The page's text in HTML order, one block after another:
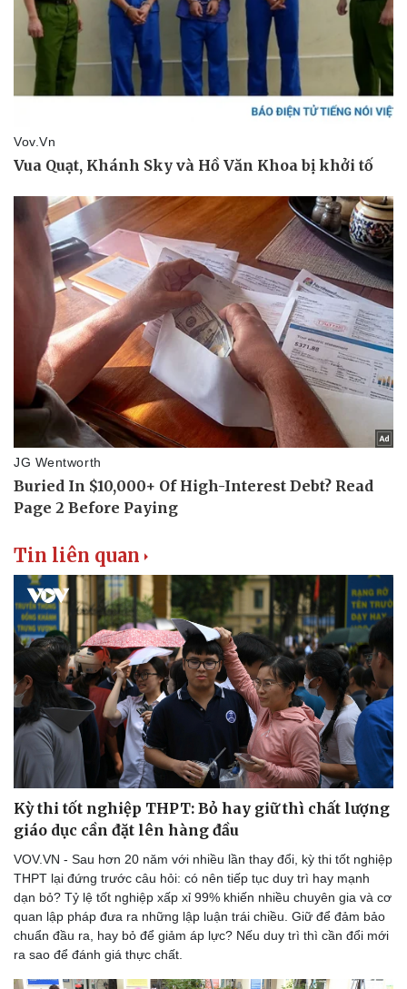
Tin liên quan
Kỳ thi tốt nghiệp THPT: Bỏ hay giữ thì chất lượng
giáo dục cần đặt lên hàng đầu
VOV.VN - Sau hơn 20 năm với nhiều lần thay đổi, kỳ thi tốt nghiệp
THPT lại đứng trước câu hỏi: có nên tiếp tục duy trì hay mạnh
dạn bỏ? Tỷ lệ tốt nghiệp xấp xỉ 99% khiến nhiều chuyên gia và cơ
quan lập pháp đưa ra những lập luận trái chiều. Giữ để đảm bảo
chuẩn đầu ra, hay bỏ để giảm áp lực? Nếu duy trì thì cần đổi mới
ra sao để đánh giá thực chất.